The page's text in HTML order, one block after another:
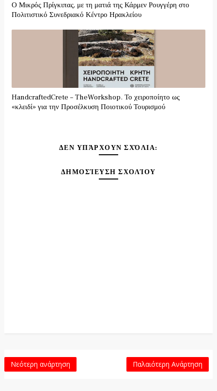
Ο Μικρός Πρίγκιπας, με τη ματιά της Κάρμεν Ρουγγέρη στο
Πολιτιστικό Συνεδριακό Κέντρο Ηρακλείου
HandcraftedCrete – TheWorkshop. Το χειροποίητο ως
«κλειδί» για την Προσέλκυση Ποιοτικού Τουρισμού
ΔΕΝ ΥΠΆΡΧΟΥΝ ΣΧΌΛΙΑ:
ΔΗΜΟΣΊΕΥΣΗ ΣΧΟΛΊΟΥ
Νεότερη ανάρτηση Παλαιότερη Ανάρτηση